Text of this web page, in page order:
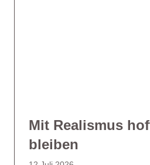
Mit Realismus
bleiben